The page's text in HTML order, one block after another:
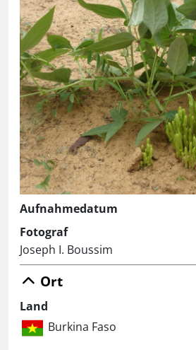
Aufnahmedatum
Fotograf
Joseph I. Boussim
Ort
Land
Burkina Faso